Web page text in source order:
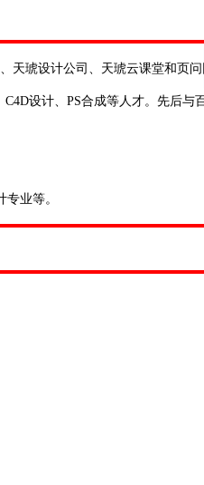
天琥设计公司、天琥云课堂和页
设计、PS合成等人才。先后与
业等。